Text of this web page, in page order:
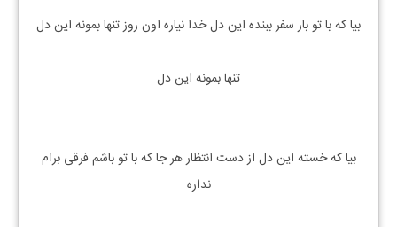
بیا که با تو بار سفر ببنده این دل خدا نیاره اون روز تنها بمونه این دل
تنها بمونه این دل
بیا که خسته این دل از دست انتظار هر جا که با تو باشم فرقی برام
نداره